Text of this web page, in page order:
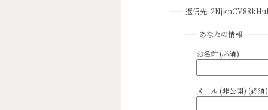
返信先:
あなたの情報:
お名前 (必須)
メール (非公開) (必須